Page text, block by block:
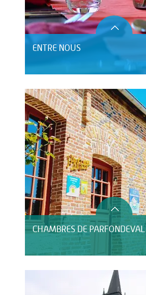
ENTRE NOUS
CHAMBRES DE PARFONDEVAL